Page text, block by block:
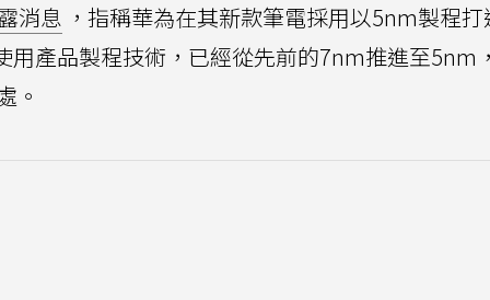
消息 ，指稱華為在其新款筆電採用以5nm製程
用產品製程技術，已經從先前的7nm推進至5nm
。